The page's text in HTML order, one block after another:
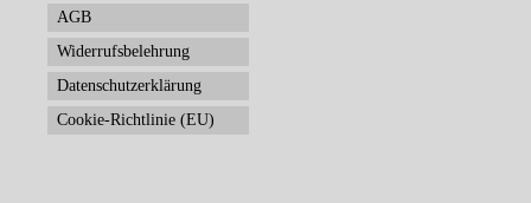
AGB
Widerrufsbelehrung
Datenschutzerklärung
Cookie-Richtlinie (EU)